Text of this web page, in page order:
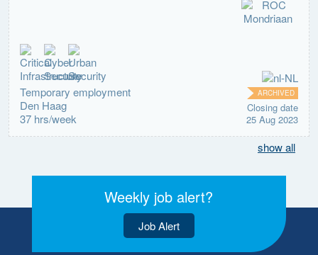
Temporary employment
Den Haag
37 hrs/week
ARCHIVED
Closing date
25 Aug 2023
show all
Weekly job alert?
Job Alert